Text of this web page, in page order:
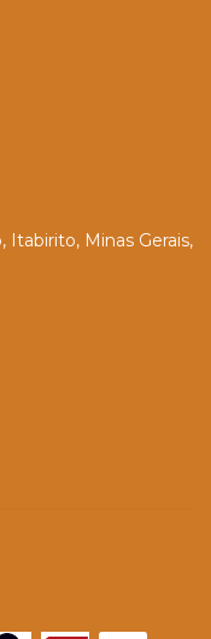
Itabirito, Minas Gerais,